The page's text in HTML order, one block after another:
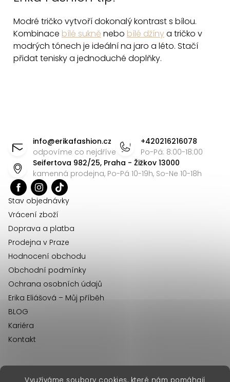
d
a
c
v
ý
p
Modré tričko vytvoří dokonalý kontrast s bílou.
Kombinace bílé sukně nebo bílé džínya tričko v
modrých tónech je ideální na jaro a léto. Stačí
přidat tenisky a jednoduché doplňky.
info@erikafashion.cz
odpovíme co nejdříve
+420216216078
Po-Pá: 8:00-18:00
Seifertova 982/25, Praha - Žižkov 13000
kamenná prodejna, Po-Pá 10-19h, So-Ne 10-18h
Stav objednávky
Vrácení zboží
Doprava a platba
Prodejna v Praze
Hodnocení obchodu
Obchodní podmínky
Ochrana osobních údajů
Erika Eliášová – Můj příběh
BLOG
Kariéra
Kontakt